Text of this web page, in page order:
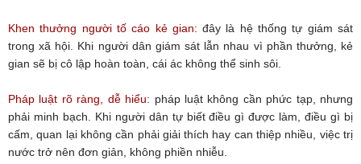
Khen thưởng người tố cáo kẻ gian:đây là hệ thống tự giám sát
trong xã hội. Khi người dân giám sát lẫn nhau vì phần thưởng, kẻ
gian sẽ bị cô lập hoàn toàn, cái ác không thể sinh sôi.
Pháp luật rõ ràng, dễ hiểu: pháp luật không cần phức tạp, nhưng
phải minh bạch. Khi người dân tự biết điều gì được làm, điều gì bị
cấm, quan lại không cần phải giải thích hay can thiệp nhiều, việc trị
nước trở nên đơn giản, không phiền nhiễu.